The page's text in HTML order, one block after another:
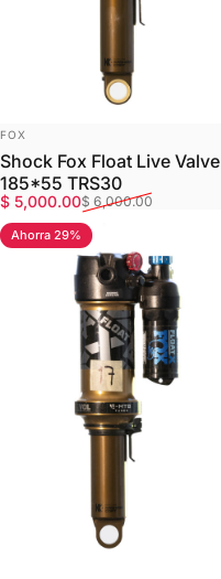
MARCA:
FOX
Shock Fox Float Live Valve
185*55 TRS30
Precio de oferta
$ 5,000.00
Precio habitual
$ 6,000.00
Ahorra 29%